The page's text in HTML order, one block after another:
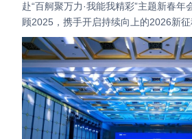
Security
Solutions
Cases
Support
赴“百舸聚万力·我能我精彩”主题新春年
顾2025，携手开启持续向上的2026新征